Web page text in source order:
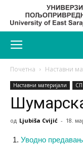
Почетна Наставни
Наставни материјали
од Ljubiša Cvijić - 18.
Уводно